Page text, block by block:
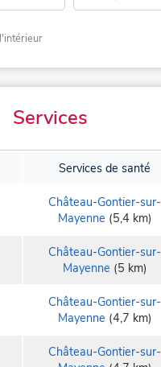
Services
Services de santé
Château-Gontier-sur-
Mayenne (5,4 km)
Château-Gontier-sur-
Mayenne (5 km)
Château-Gontier-sur-
Mayenne (4,7 km)
Château-Gontier-sur-